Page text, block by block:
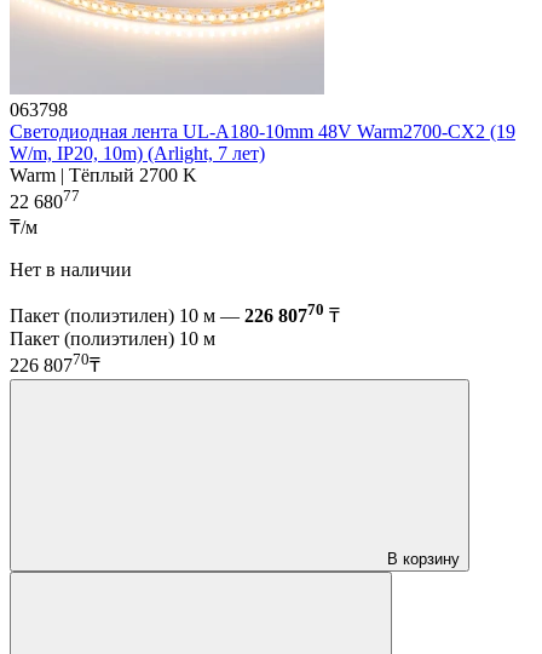
063798
Светодиодная лента UL-A180-10mm 48V Warm2700-CX2 (19
W/m, IP20, 10m) (Arlight, 7 лет)
Warm | Тёплый 2700 K
22 68077
₸/м
Нет в наличии
Пакет (полиэтилен) 10 м — 226 80770 ₸
Пакет (полиэтилен) 10 м
226 80770₸
В корзину